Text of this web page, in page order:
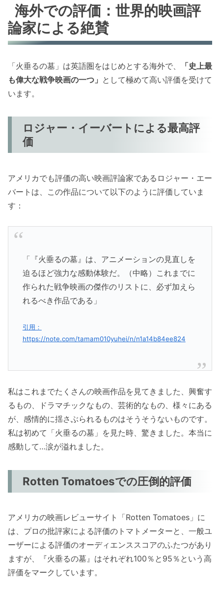
海外での評価：世界的映画評
論家による絶賛
「火垂るの墓」は英語圏をはじめとする海外で、
「史上最
も偉大な戦争映画の一つ」 として極めて高い評価を受けて
います。
ロジャー・イーバートによる最高評
価
アメリカでも評価の高い映画評論家であるロジャー・エー
バートは、この作品について以下のように評価していま
す：
「『火垂るの墓』は、アニメーションの見直しを
迫るほど強力な感動体験だ。（中略）これまでに
作られた戦争映画の傑作のリストに、必ず加えら
れるべき作品である」
引用：
https://note.com/tamam010yuhei/n/n1a14b84ee824
私はこれまでたくさんの映画作品を見てきました、興奮す
るもの、ドラマチックなもの、芸術的なもの、様々にある
が、感情的に揺さぶられるものはそうそうないものです。
私は初めて「火垂るの墓」を見た時、驚きました。本当に
感動して…涙が溢れました。
Rotten Tomatoesでの圧倒的評価
アメリカの映画レビューサイト「Rotten Tomatoes」に
は、プロの批評家による評価のトマトメーターと、一般ユ
ーザーによる評価のオーディエンススコアのふたつがあり
ますが、『火垂るの墓』はそれぞれ100％と95％という高
評価をマークしています。